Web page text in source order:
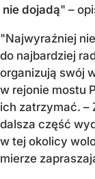
nie dojadą" –
"Najwyraźniej
do najbardziej
organizują swój
w rejonie mostu
ich zatrzymać. –
dalsza część
w tej okolicy
mierze